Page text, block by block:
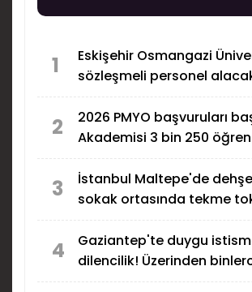
1
Eskişehir Osmangazi
sözleşmeli personel
2
2026 PMYO başvuruları
Akademisi 3 bin 250
3
İstanbul Maltepe'de
sokak ortasında tekme
4
Gaziantep'te duygu
dilencilik! Üzerinden